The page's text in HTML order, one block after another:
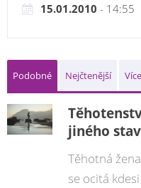
15.01.2010 - 14:55
Podobné Nejčtenější
jiného
Těhotná
se ocitá